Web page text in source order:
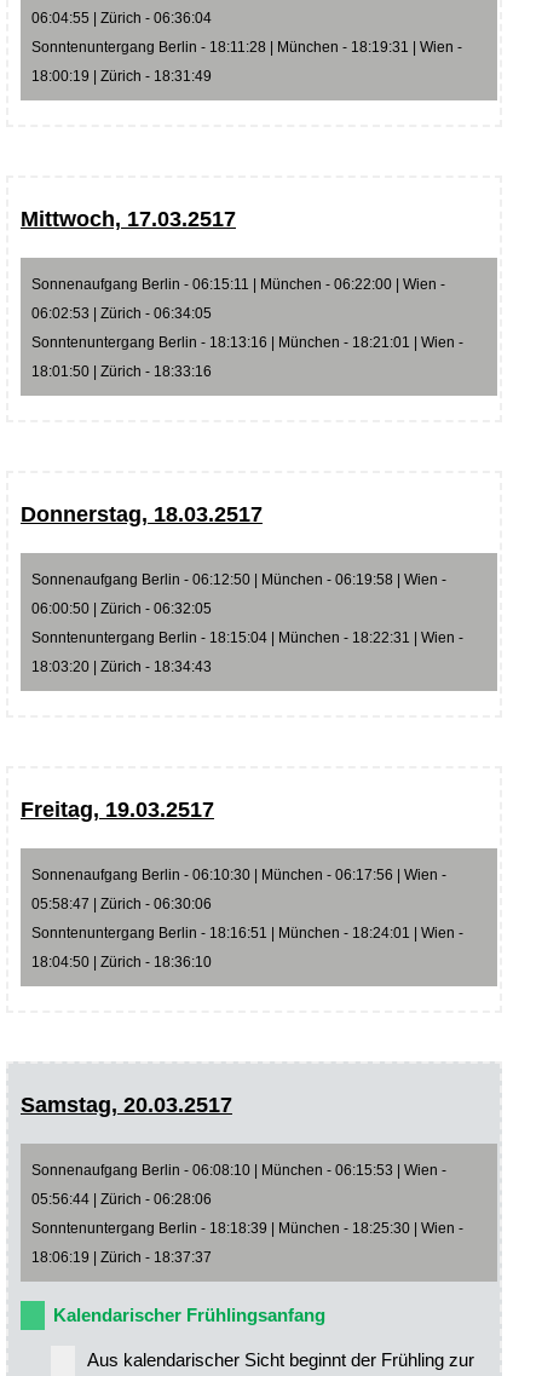
06:04:55 | Zürich - 06:36:04
Sonntenuntergang Berlin - 18:11:28 | München - 18:19:31 | Wien -
18:00:19 | Zürich - 18:31:49
Mittwoch, 17.03.2517
Sonnenaufgang Berlin - 06:15:11 | München - 06:22:00 | Wien -
06:02:53 | Zürich - 06:34:05
Sonntenuntergang Berlin - 18:13:16 | München - 18:21:01 | Wien -
18:01:50 | Zürich - 18:33:16
Donnerstag, 18.03.2517
Sonnenaufgang Berlin - 06:12:50 | München - 06:19:58 | Wien -
06:00:50 | Zürich - 06:32:05
Sonntenuntergang Berlin - 18:15:04 | München - 18:22:31 | Wien -
18:03:20 | Zürich - 18:34:43
Freitag, 19.03.2517
Sonnenaufgang Berlin - 06:10:30 | München - 06:17:56 | Wien -
05:58:47 | Zürich - 06:30:06
Sonntenuntergang Berlin - 18:16:51 | München - 18:24:01 | Wien -
18:04:50 | Zürich - 18:36:10
Samstag, 20.03.2517
Sonnenaufgang Berlin - 06:08:10 | München - 06:15:53 | Wien -
05:56:44 | Zürich - 06:28:06
Sonntenuntergang Berlin - 18:18:39 | München - 18:25:30 | Wien -
18:06:19 | Zürich - 18:37:37
Kalendarischer Frühlingsanfang
Aus kalendarischer Sicht beginnt der Frühling zur